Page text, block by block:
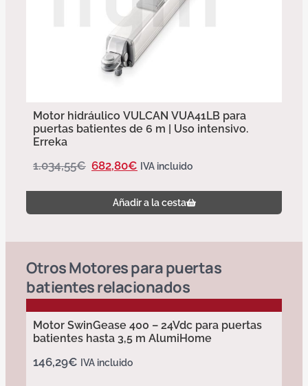
Motor hidráulico VULCAN VUA41LB para
puertas batientes de 6 m | Uso intensivo.
Erreka
1.034,55€ 682,80€ IVA incluido
Añadir a la cesta
OtrosMotores para puertas
batientesrelacionados
Motor SwinGease 400 – 24Vdc para puertas
batientes hasta 3,5 m AlumiHome
146,29€ IVA incluido